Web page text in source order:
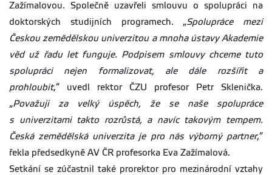
Zažímalovou. Společně uzavřeli smlouvu o spolupráci na
doktorských studijních programech. „Spolupráce mezi
Českou zemědělskou univerzitou a mnoha ústavy Akademie
věd už řadu let funguje. Podpisem smlouvy chceme tuto
spolupráci nejen formalizovat, ale dále rozšířit a
prohloubit,“ uvedl rektor ČZU profesor Petr Sklenička.
„Považuji za velký úspěch, že se naše spolupráce
s univerzitami takto rozrůstá, a navíc takovým tempem.
Česká zemědělská univerzita je pro nás výborný partner,“
řekla předsedkyně AV ČR profesorka Eva Zažímalová.
Setkání se zúčastnil také prorektor pro mezinárodní vztahy